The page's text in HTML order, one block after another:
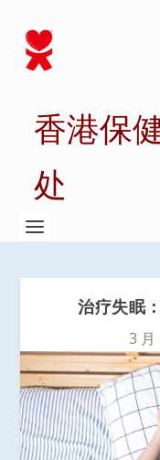
香港保
处
治疗失眠
3 月